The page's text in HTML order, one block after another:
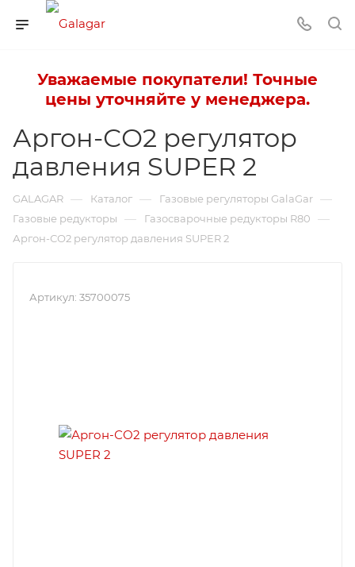
Уважаемые покупатели! Точные
цены уточняйте у менеджера.
Аргон-СО2 регулятор
давления SUPER 2
GALAGAR — Каталог — Газовые регуляторы GalaGar —
Газовые редукторы — Газосварочные редукторы R80 —
Аргон-СО2 регулятор давления SUPER 2
Артикул: 35700075